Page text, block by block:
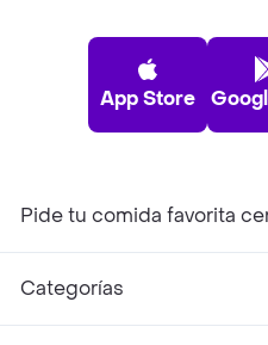
App Store
Pide tu comida favorita
Categorías